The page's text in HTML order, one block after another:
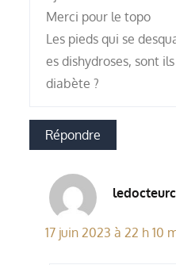
Merci pour le topo
Les pieds qui se
es dishydroses, sont
diabète ?
Répondre
17 juin 2023 à 22 h 10